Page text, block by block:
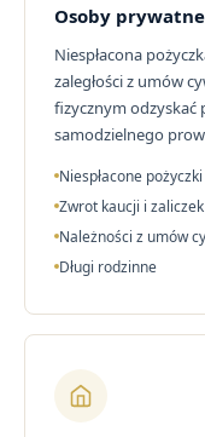
Osoby prywatne
Niespłacona
zaległości z umów
fizycznym odzyskać
samodzielnego
Niespłacone
Zwrot kaucji i zaliczek
Należności z umów
Długi rodzinne